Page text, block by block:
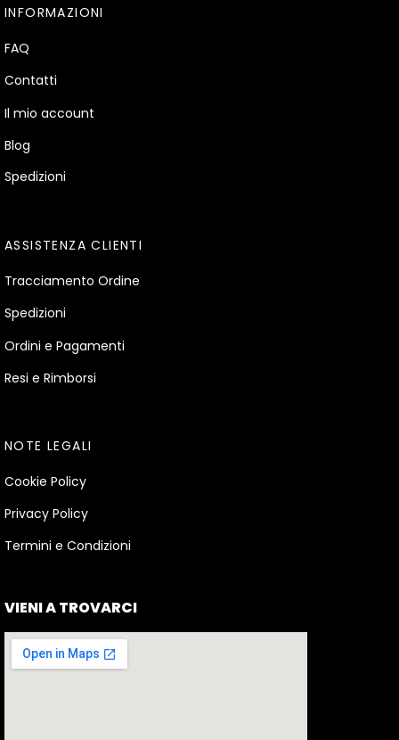
INFORMAZIONI
FAQ
Contatti
Il mio account
Blog
Spedizioni
ASSISTENZA CLIENTI
Tracciamento Ordine
Spedizioni
Ordini e Pagamenti
Resi e Rimborsi
NOTE LEGALI
Cookie Policy
Privacy Policy
Termini e Condizioni
VIENI A TROVARCI